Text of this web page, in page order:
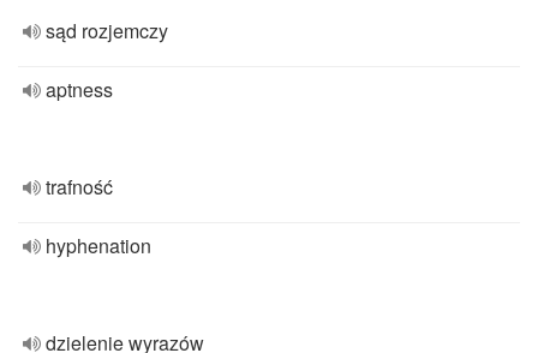
sąd rozjemczy
aptness
trafność
hyphenation
dzielenie wyrazów